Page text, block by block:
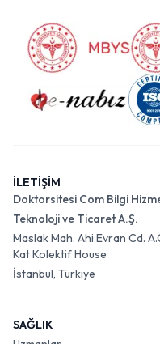
İLETİŞİM
Doktorsitesi Com Bilgi
Teknoloji ve Ticaret A.Ş.
Maslak Mah. Ahi Evran Cd.
Kat Kolektif House
İstanbul, Türkiye
SAĞLIK